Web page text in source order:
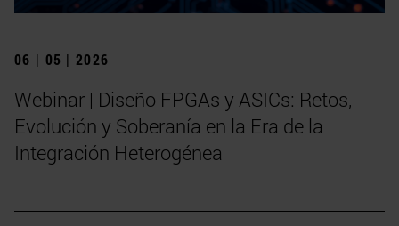
06 | 05 | 2026
Webinar | Diseño FPGAs y ASICs: Retos,
Evolución y Soberanía en la Era de la
Integración Heterogénea